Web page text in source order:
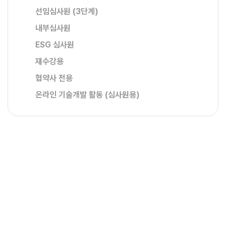
선임심사원 (3단계)
내부심사원
ESG 심사원
재수강용
협약사 전용
온라인 기술개발 활동 (심사원용)